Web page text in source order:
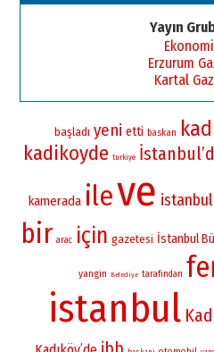
Yayın
Erzurum
Kartal
başladı yeni etti baskan
kadikoyde turkiye
kamerada ileve
bir arac için gazetesi İstanbul
yangin Belediye tarafından
istanbul